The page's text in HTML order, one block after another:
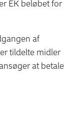
EK beløbet for
af
tildelte midler
at betale